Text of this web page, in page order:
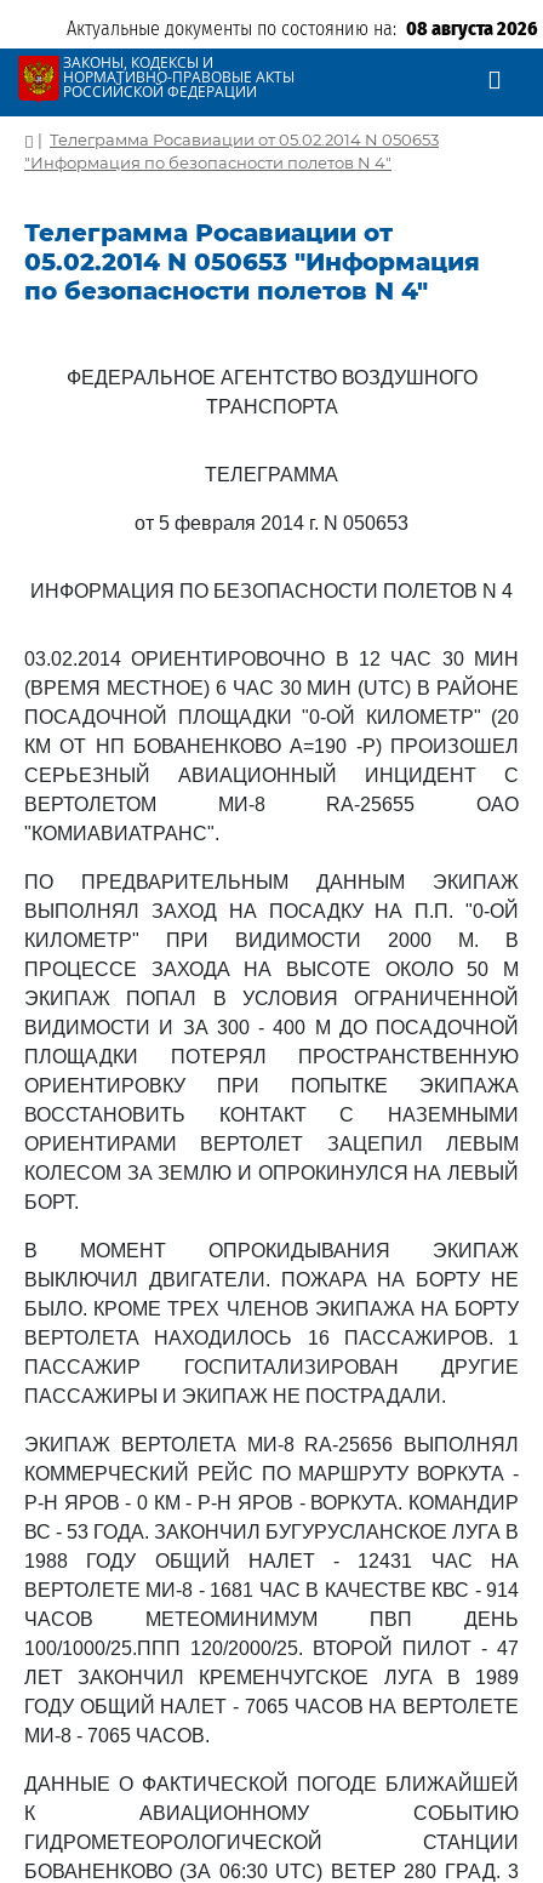
Актуальные документы по состоянию на: 08 августа 2026
ЗАКОНЫ, КОДЕКСЫ И
НОРМАТИВНО-ПРАВОВЫЕ АКТЫ
РОССИЙСКОЙ ФЕДЕРАЦИИ
| Телеграмма Росавиации от 05.02.2014 N 050653
"Информация по безопасности полетов N 4"
Телеграмма Росавиации от
05.02.2014 N 050653 "Информация
по безопасности полетов N 4"
ФЕДЕРАЛЬНОЕ АГЕНТСТВО ВОЗДУШНОГО
ТРАНСПОРТА
ТЕЛЕГРАММА
от 5 февраля 2014 г. N 050653
ИНФОРМАЦИЯ ПО БЕЗОПАСНОСТИ ПОЛЕТОВ N 4
03.02.2014 ОРИЕНТИРОВОЧНО В 12 ЧАС 30 МИН
(ВРЕМЯ МЕСТНОЕ) 6 ЧАС 30 МИН (UTC) В РАЙОНЕ
ПОСАДОЧНОЙ ПЛОЩАДКИ "0-ОЙ КИЛОМЕТР" (20
КМ ОТ НП БОВАНЕНКОВО А=190 -Р) ПРОИЗОШЕЛ
СЕРЬЕЗНЫЙ АВИАЦИОННЫЙ ИНЦИДЕНТ С
ВЕРТОЛЕТОМ МИ-8 RA-25655 ОАО
"КОМИАВИАТРАНС".
ПО ПРЕДВАРИТЕЛЬНЫМ ДАННЫМ ЭКИПАЖ
ВЫПОЛНЯЛ ЗАХОД НА ПОСАДКУ НА П.П. "0-ОЙ
КИЛОМЕТР" ПРИ ВИДИМОСТИ 2000 М. В
ПРОЦЕССЕ ЗАХОДА НА ВЫСОТЕ ОКОЛО 50 М
ЭКИПАЖ ПОПАЛ В УСЛОВИЯ ОГРАНИЧЕННОЙ
ВИДИМОСТИ И ЗА 300 - 400 М ДО ПОСАДОЧНОЙ
ПЛОЩАДКИ ПОТЕРЯЛ ПРОСТРАНСТВЕННУЮ
ОРИЕНТИРОВКУ ПРИ ПОПЫТКЕ ЭКИПАЖА
ВОССТАНОВИТЬ КОНТАКТ С НАЗЕМНЫМИ
ОРИЕНТИРАМИ ВЕРТОЛЕТ ЗАЦЕПИЛ ЛЕВЫМ
КОЛЕСОМ ЗА ЗЕМЛЮ И ОПРОКИНУЛСЯ НА ЛЕВЫЙ
БОРТ.
В МОМЕНТ ОПРОКИДЫВАНИЯ ЭКИПАЖ
ВЫКЛЮЧИЛ ДВИГАТЕЛИ. ПОЖАРА НА БОРТУ НЕ
БЫЛО. КРОМЕ ТРЕХ ЧЛЕНОВ ЭКИПАЖА НА БОРТУ
ВЕРТОЛЕТА НАХОДИЛОСЬ 16 ПАССАЖИРОВ. 1
ПАССАЖИР ГОСПИТАЛИЗИРОВАН ДРУГИЕ
ПАССАЖИРЫ И ЭКИПАЖ НЕ ПОСТРАДАЛИ.
ЭКИПАЖ ВЕРТОЛЕТА МИ-8 RA-25656 ВЫПОЛНЯЛ
КОММЕРЧЕСКИЙ РЕЙС ПО МАРШРУТУ ВОРКУТА -
Р-Н ЯРОВ - 0 КМ - Р-Н ЯРОВ - ВОРКУТА. КОМАНДИР
ВС - 53 ГОДА. ЗАКОНЧИЛ БУГУРУСЛАНСКОЕ ЛУГА В
1988 ГОДУ ОБЩИЙ НАЛЕТ - 12431 ЧАС НА
ВЕРТОЛЕТЕ МИ-8 - 1681 ЧАС В КАЧЕСТВЕ КВС - 914
ЧАСОВ МЕТЕОМИНИМУМ ПВП ДЕНЬ
100/1000/25.ППП 120/2000/25. ВТОРОЙ ПИЛОТ - 47
ЛЕТ ЗАКОНЧИЛ КРЕМЕНЧУГСКОЕ ЛУГА В 1989
ГОДУ ОБЩИЙ НАЛЕТ - 7065 ЧАСОВ НА ВЕРТОЛЕТЕ
МИ-8 - 7065 ЧАСОВ.
ДАННЫЕ О ФАКТИЧЕСКОЙ ПОГОДЕ БЛИЖАЙШЕЙ
К АВИАЦИОННОМУ СОБЫТИЮ
ГИДРОМЕТЕОРОЛОГИЧЕСКОЙ СТАНЦИИ
БОВАНЕНКОВО (ЗА 06:30 UTC) ВЕТЕР 280 ГРАД. 3